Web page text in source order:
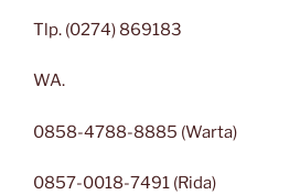
Tlp. (0274) 869183
WA.
0858-4788-8885 (Warta)
0857-0018-7491 (Rida)